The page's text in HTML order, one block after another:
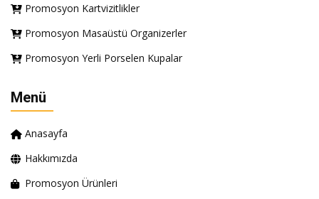
Promosyon Kartvizitlikler
Promosyon Masaüstü Organizerler
Promosyon Yerli Porselen Kupalar
Menü
Anasayfa
Hakkımızda
Promosyon Ürünleri